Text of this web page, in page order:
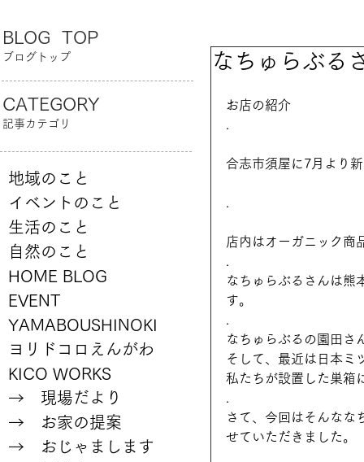
BLOG TOP
ブログトップ
CATEGORY
記事カテゴリ
地域のこと
イベントのこと
生活のこと
自然のこと
HOME BLOG
EVENT
YAMABOUSHINOKI
ヨリドコロえんがわ
KICO WORKS
→ 現場だより
→ お家の提案
→ おじゃまします
なちゅらぶる
お店の紹介
合志市須屋に7月より
店内はオーガニック商
なちゅらぶるさんは熊
す。
なちゅらぶるの園田さ
そして、最近は日本ミ
私たちが設置した巣箱
さて、今回はそんなな
せていただきました。